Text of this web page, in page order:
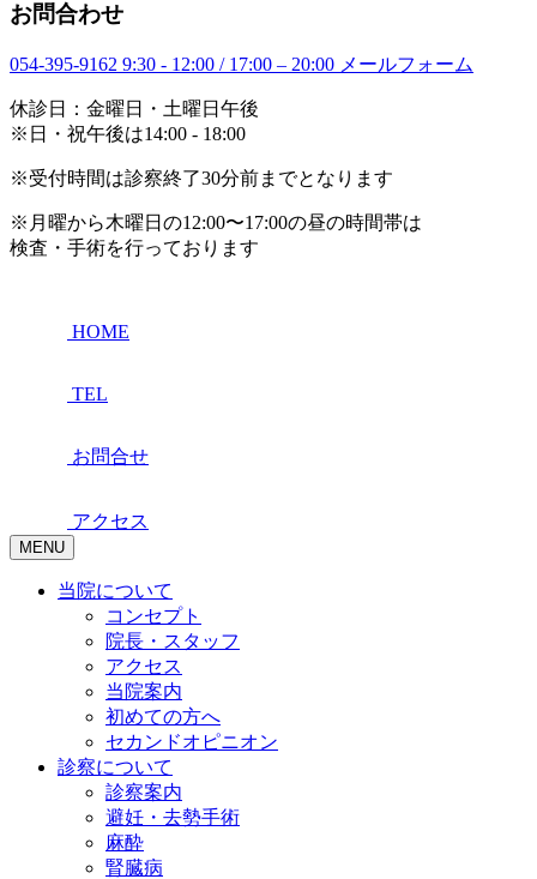
お問合わせ
054-395-9162 9:30 - 12:00 / 17:00 – 20:00 メールフォーム
休診日：金曜日・土曜日午後
※日・祝午後は14:00 - 18:00
※受付時間は診察終了30分前までとなります
※月曜から木曜日の12:00〜17:00の昼の時間帯は
検査・手術を行っております
HOME
TEL
お問合せ
アクセス
MENU
当院について
コンセプト
院長・スタッフ
アクセス
当院案内
初めての方へ
セカンドオピニオン
診察について
診察案内
避妊・去勢手術
麻酔
腎臓病